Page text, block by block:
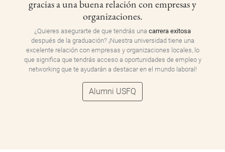
gracias a una buena relación con empresas y
organizaciones.
¿Quieres asegurarte de que tendrás una carrera exitosa
después de la graduación? ¡Nuestra universidad tiene una
excelente relación con empresas y organizaciones locales, lo
que significa que tendrás acceso a oportunidades de empleo y
networking que te ayudarán a destacar en el mundo laboral!
Alumni USFQ